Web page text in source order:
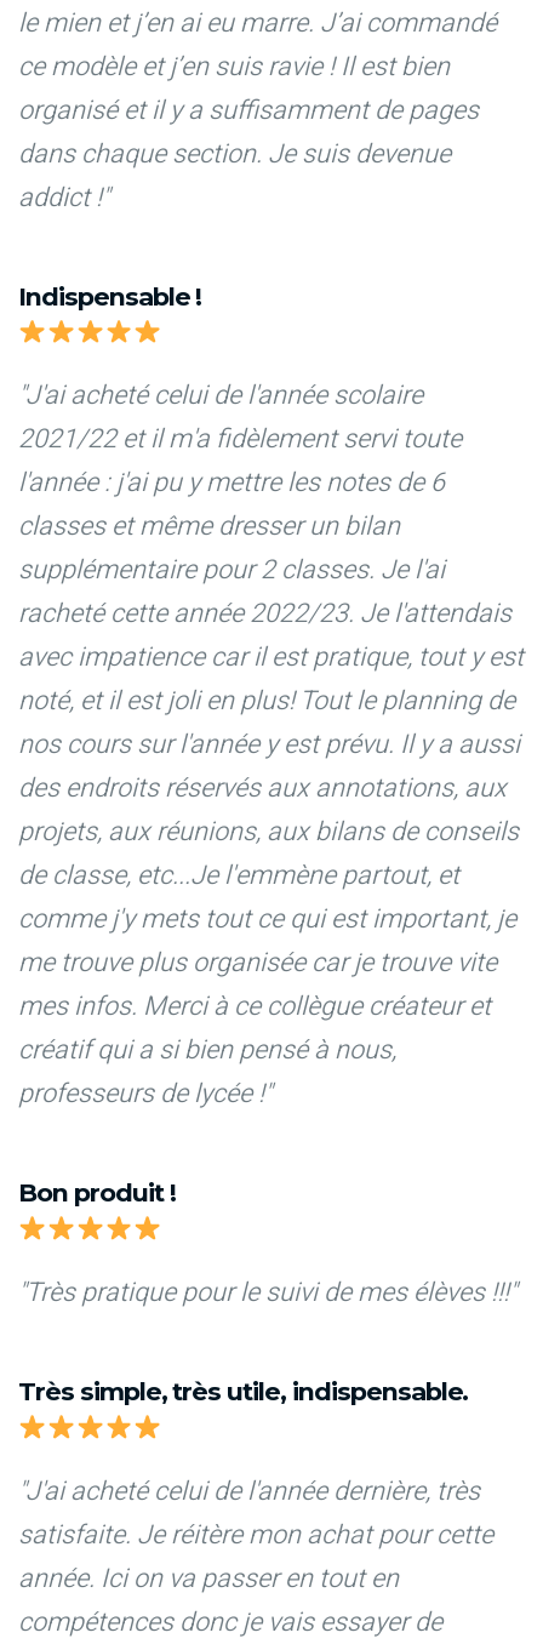
le mien et j’en ai eu marre. J’ai commandé
ce modèle et j’en suis ravie ! Il est bien
organisé et il y a suffisamment de pages
dans chaque section. Je suis devenue
addict !"
Indispensable !
"J'ai acheté celui de l'année scolaire
2021/22 et il m'a fidèlement servi toute
l'année : j'ai pu y mettre les notes de 6
classes et même dresser un bilan
supplémentaire pour 2 classes. Je l'ai
racheté cette année 2022/23. Je l'attendais
avec impatience car il est pratique, tout y est
noté, et il est joli en plus! Tout le planning de
nos cours sur l'année y est prévu. Il y a aussi
des endroits réservés aux annotations, aux
projets, aux réunions, aux bilans de conseils
de classe, etc...Je l'emmène partout, et
comme j'y mets tout ce qui est important, je
me trouve plus organisée car je trouve vite
mes infos. Merci à ce collègue créateur et
créatif qui a si bien pensé à nous,
professeurs de lycée !"
Bon produit !
"Très pratique pour le suivi de mes élèves !!!"
Très simple, très utile, indispensable.
"J'ai acheté celui de l'année dernière, très
satisfaite. Je réitère mon achat pour cette
année. Ici on va passer en tout en
compétences donc je vais essayer de